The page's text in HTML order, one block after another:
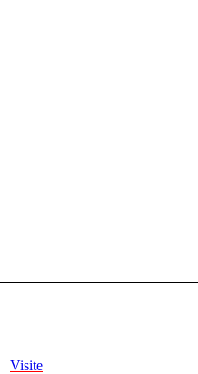
Visite